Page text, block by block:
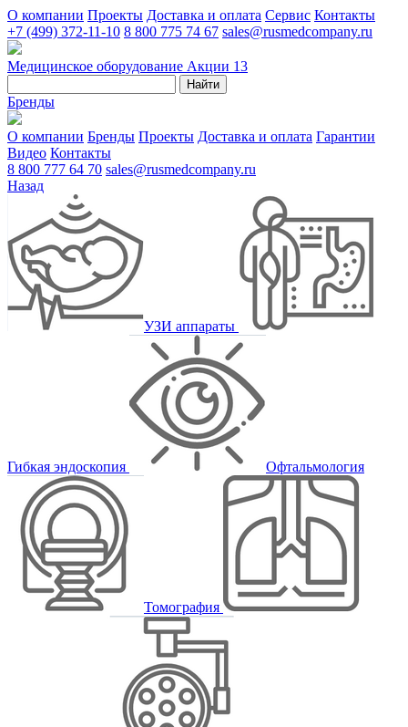
О компании Проекты Доставка и оплата Сервис Контакты
+7 (499) 372-11-10 8 800 775 74 67 sales@rusmedcompany.ru
Медицинское оборудование Акции 13
Найти
Бренды
О компании Бренды Проекты Доставка и оплата Гарантии
Видео Контакты
8 800 777 64 70 sales@rusmedcompany.ru
Назад
УЗИ аппараты
Гибкая эндоскопия Офтальмология
Томография